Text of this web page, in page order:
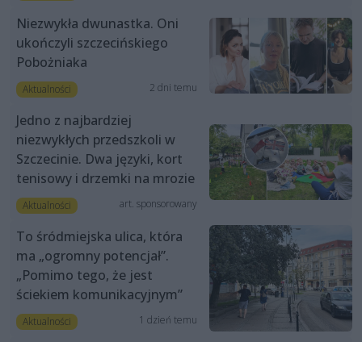
Niezwykła dwunastka. Oni
ukończyli szczecińskiego
Pobożniaka
Aktualności 2 dni temu
Jedno z najbardziej
niezwykłych przedszkoli w
Szczecinie. Dwa języki, kort
tenisowy i drzemki na mrozie
Aktualności art. sponsorowany
To śródmiejska ulica, która
ma „ogromny potencjał”.
„Pomimo tego, że jest
ściekiem komunikacyjnym”
Aktualności 1 dzień temu